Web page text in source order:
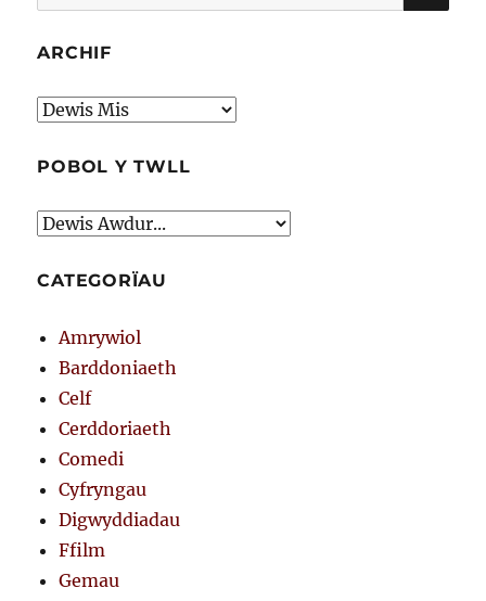
am:
ARCHIF
Archif
POBOL Y TWLL
CATEGORÏAU
Amrywiol
Barddoniaeth
Celf
Cerddoriaeth
Comedi
Cyfryngau
Digwyddiadau
Ffilm
Gemau